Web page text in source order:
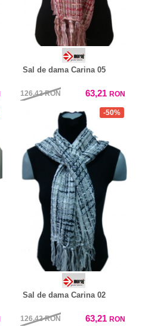
Sal de dama Carina 05
126,42RON 63,21 RON
-50%
Sal de dama Carina 02
126,42RON 63,21 RON